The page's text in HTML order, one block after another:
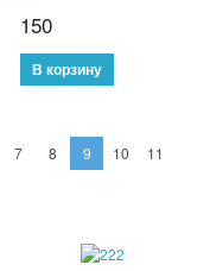
150
7 8 9 10
11